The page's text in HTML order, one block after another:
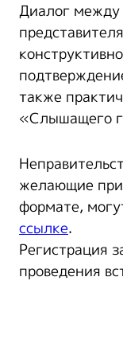
Диалог
также
«Слышащего
желающие
формате,
ссылке.
Регистрация
проведения